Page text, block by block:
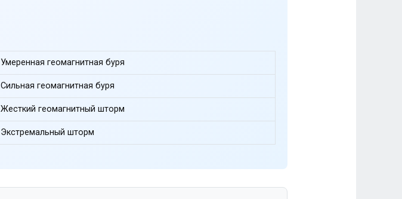
Умеренная геомагнитная буря
Сильная геомагнитная буря
Жесткий геомагнитный шторм
Экстремальный шторм